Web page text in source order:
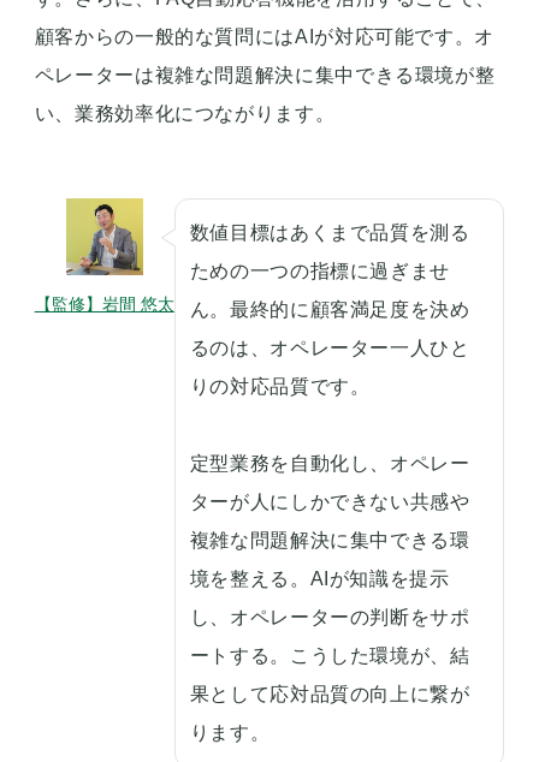
顧客からの一般的な質問にはAIが対応可能です。オ
ペレーターは複雑な問題解決に集中できる環境が整
い、業務効率化につながります。
【監修】岩間 悠太
数値目標はあくまで品質を測る
ための一つの指標に過ぎませ
ん。最終的に顧客満足度を決め
るのは、オペレーター一人ひと
りの対応品質です。
定型業務を自動化し、オペレー
ターが人にしかできない共感や
複雑な問題解決に集中できる環
境を整える。AIが知識を提示
し、オペレーターの判断をサポ
ートする。こうした環境が、結
果として応対品質の向上に繋が
ります。